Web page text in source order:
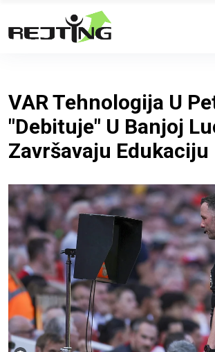
VAR Tehnologija U
"debituje" U Banjoj
Završavaju Edukaciju